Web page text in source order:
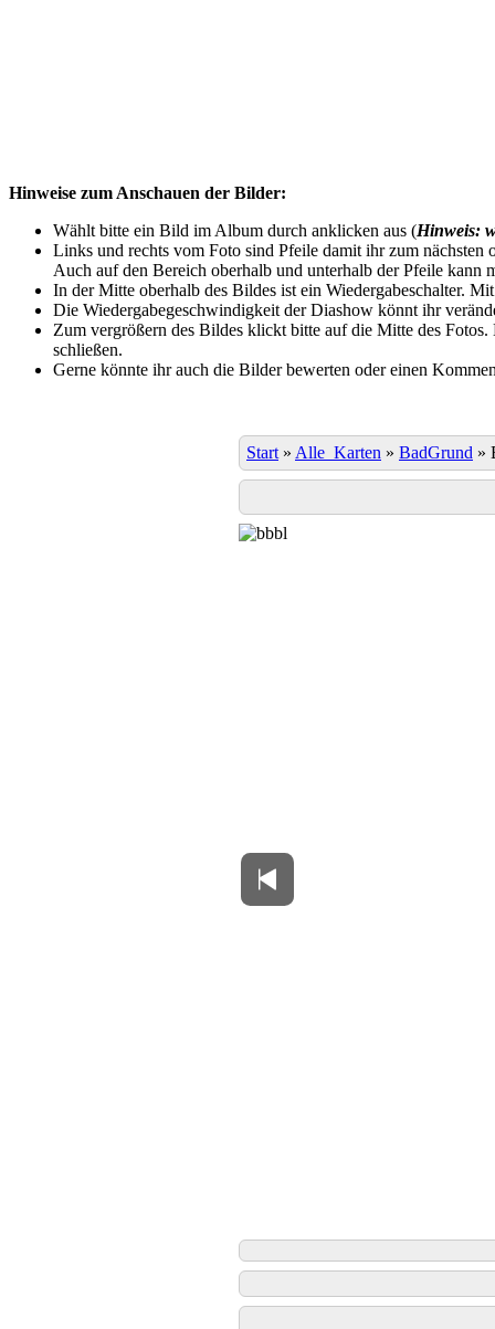
Hinweise zum Anschauen der Bilder:
Wählt bitte ein Bild im Album durch anklicken aus (Hinweis:
Links und rechts vom Foto sind Pfeile damit ihr zum
Auch auf den Bereich oberhalb und unterhalb der Pfeile kann
In der Mitte oberhalb des Bildes ist ein Wiedergabeschalter.
Die Wiedergabegeschwindigkeit der Diashow könnt ihr
Zum vergrößern des Bildes klickt bitte auf die Mitte des
schließen.
Gerne könnte ihr auch die Bilder bewerten oder einen
Start » Alle_Karten » BadGrund »